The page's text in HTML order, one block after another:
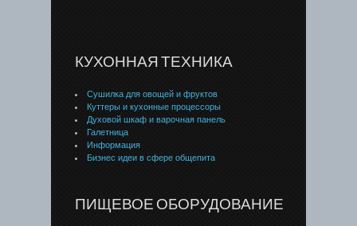
КУХОННАЯ ТЕХНИКА
Сушилка для овощей и фруктов
Куттеры и кухонные процессоры
Духовой шкаф и варочная панель
Галетница
Информация
Бизнес идеи в сфере общепита
ПИЩЕВОЕ ОБОРУДОВАНИЕ